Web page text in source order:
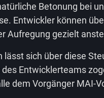
Betonung bei
Entwickler können
Aufregung gezielt
lässt sich über diese
Entwicklerteams
dem Vorgänger MAI-